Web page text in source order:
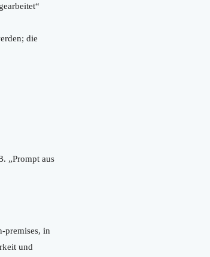
die
„Prompt aus
premises, in
und